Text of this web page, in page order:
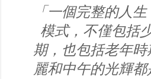
「一個完整的人
模式，不僅包括
期，也包括老年
麗和中午的光輝